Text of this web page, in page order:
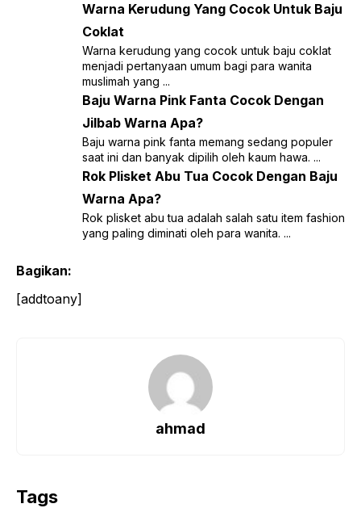
Warna Kerudung Yang Cocok Untuk Baju
Coklat
Warna kerudung yang cocok untuk baju coklat
menjadi pertanyaan umum bagi para wanita
muslimah yang ...
Baju Warna Pink Fanta Cocok Dengan
Jilbab Warna Apa?
Baju warna pink fanta memang sedang populer
saat ini dan banyak dipilih oleh kaum hawa. ...
Rok Plisket Abu Tua Cocok Dengan Baju
Warna Apa?
Rok plisket abu tua adalah salah satu item fashion
yang paling diminati oleh para wanita. ...
Bagikan:
[addtoany]
ahmad
Tags